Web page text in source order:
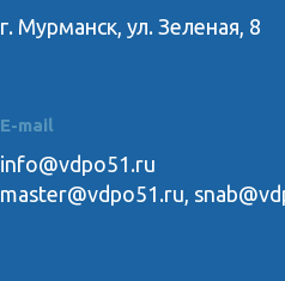
​г. Мурманск, ул. Зеленая, 8
E-mail
info@vdpo51.ru
master@vdpo51.ru,